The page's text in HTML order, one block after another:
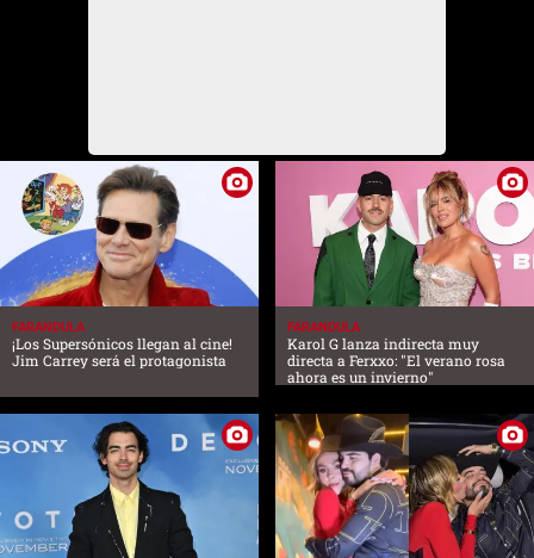
FARANDULA
¡Los Supersónicos llegan al cine!
Jim Carrey será el protagonista
FARANDULA
Karol G lanza indirecta muy
directa a Ferxxo: "El verano rosa
ahora es un invierno"